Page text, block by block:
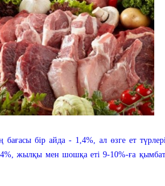
бағасы бір айда - 1,4%, ал өзге ет
жылқы мен шошқа еті 9-10%-ға